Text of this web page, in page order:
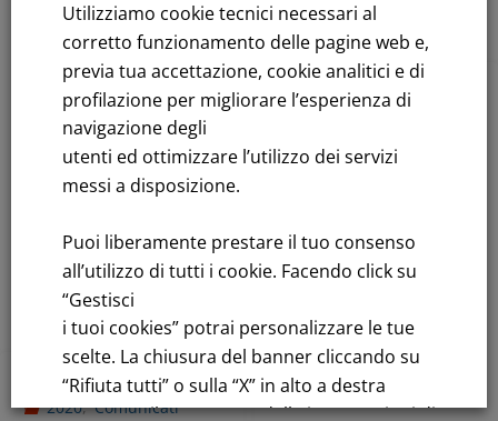
Finanziarie
Presentazion
e Corporate
FY 2019
Results – ENG
Leggi tutto
2020
Finanziari
–
Approvazione
risultati FY
2019
Marzo 31, 2020
2020,Comunicati
Utilizziamo cookie tecnici necessari al
corretto funzionamento delle pagine web e,
previa tua accettazione, cookie analitici e di
profilazione per migliorare l’esperienza di
navigazione degli
utenti ed ottimizzare l’utilizzo dei servizi
messi a disposizione.
Puoi liberamente prestare il tuo consenso
all’utilizzo di tutti i cookie. Facendo click su
“Gestisci
i tuoi cookies” potrai personalizzare le tue
scelte. La chiusura del banner cliccando su
“Rifiuta tutti” o sulla “X” in alto a destra
comporta il permanere delle impostazioni di